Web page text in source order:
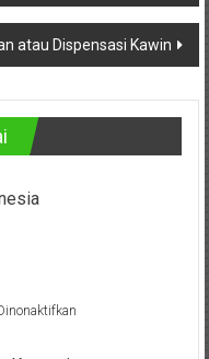
atau Dispensasi Kawin
pada